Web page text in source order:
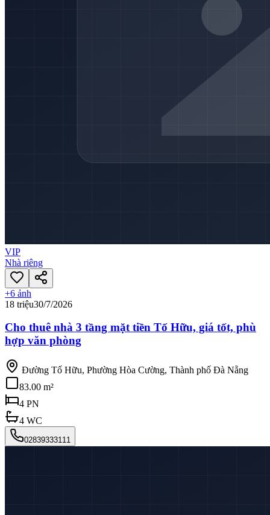
VIP
Nhà riêng
+6 ảnh
18 triệu30/7/2026
Cho thuê nhà 3 tầng mặt tiền Tố Hữu, giá tốt, phù
hợp văn phòng
Đường Tố Hữu, Phường Hòa Cường, Thành phố Đà Nẵng
83.00 m²
4 PN
4 WC
02839333111